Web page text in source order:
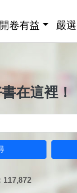
卷有益 嚴
在這裡！
117,872